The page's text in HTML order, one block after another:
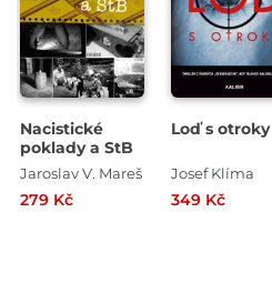
Nacistické
poklady a StB
Jaroslav V. Mareš
279 Kč
Loď s otroky
Josef Klíma
349 Kč